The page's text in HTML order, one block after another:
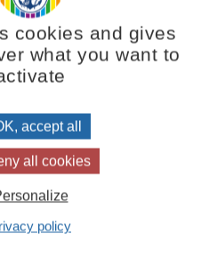
les manifestations de la
soi et chez les autres.
cookies and gives
what you want to
accept all
all cookies
policy